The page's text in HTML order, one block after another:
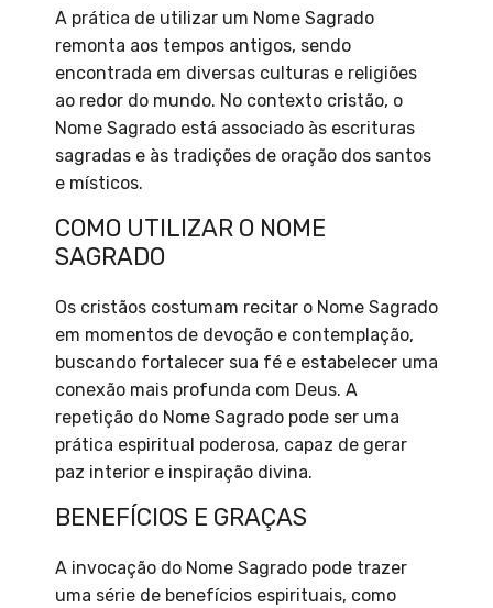
A prática de utilizar um Nome Sagrado
remonta aos tempos antigos, sendo
encontrada em diversas culturas e religiões
ao redor do mundo. No contexto cristão, o
Nome Sagrado está associado às escrituras
sagradas e às tradições de oração dos santos
e místicos.
COMO UTILIZAR O NOME
SAGRADO
Os cristãos costumam recitar o Nome Sagrado
em momentos de devoção e contemplação,
buscando fortalecer sua fé e estabelecer uma
conexão mais profunda com Deus. A
repetição do Nome Sagrado pode ser uma
prática espiritual poderosa, capaz de gerar
paz interior e inspiração divina.
BENEFÍCIOS E GRAÇAS
A invocação do Nome Sagrado pode trazer
uma série de benefícios espirituais, como